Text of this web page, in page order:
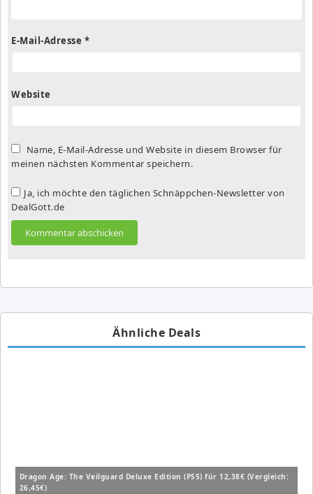
E-Mail-Adresse *
Website
Name, E-Mail-Adresse und Website in diesem Browser für
meinen nächsten Kommentar speichern.
Ja, ich möchte den täglichen Schnäppchen-Newsletter von
DealGott.de
Ähnliche Deals
Dragon Age: The Veilguard Deluxe Edition (PS5) für 12,38€ (Vergleich:
26,45€)